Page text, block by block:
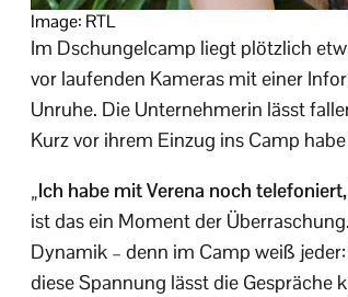
Image: RTL
Im Dschungelcamp liegt plötzlich
vor laufenden Kameras mit einer
Unruhe. Die Unternehmerin lässt
Kurz vor ihrem Einzug ins Camp
„Ich habe mit Verena noch
ist das ein Moment der
Dynamik – denn im Camp weiß
diese Spannung lässt die Gespräche